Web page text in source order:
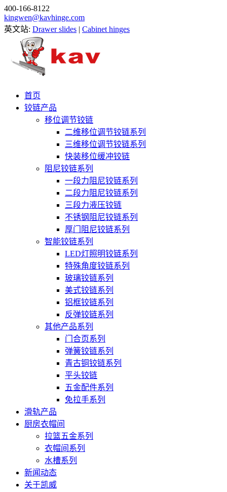
400-166-8122
kingwen@kavhinge.com
英文站: Drawer slides | Cabinet hinges
首页
铰链产品
移位调节铰链
二维移位调节铰链系列
三维移位调节铰链系列
快装移位缓冲铰链
阻尼铰链系列
一段力阻尼铰链系列
二段力阻尼铰链系列
三段力液压铰链
不锈钢阻尼铰链系列
厚门阻尼铰链系列
智能铰链系列
LED灯照明铰链系列
特殊角度铰链系列
玻璃铰链系列
美式铰链系列
铝框铰链系列
反弹铰链系列
其他产品系列
门合页系列
弹簧铰链系列
青古铜铰链系列
平头铰链
五金配件系列
免拉手系列
滑轨产品
厨房衣帽间
拉篮五金系列
衣帽间系列
水槽系列
新闻动态
关于凯威